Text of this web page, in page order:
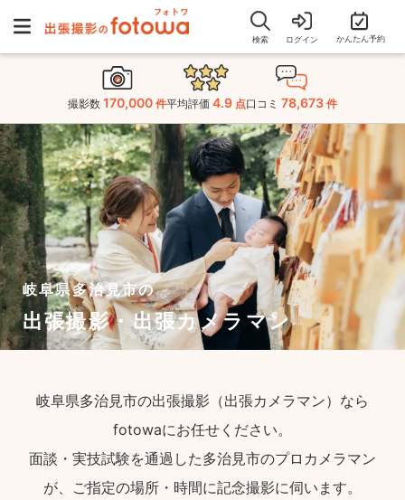
検索 ログイン かんたん予約
撮影数 170,000 件平均評価 4.9 点口コミ 78,673 件
岐阜県多治見市の
出張撮影・出張カメラマン
岐阜県多治見市の出張撮影（出張カメラマン）なら
fotowaにお任せください。
面談・実技試験を通過した多治見市のプロカメラマン
が、ご指定の場所・時間に記念撮影に伺います。